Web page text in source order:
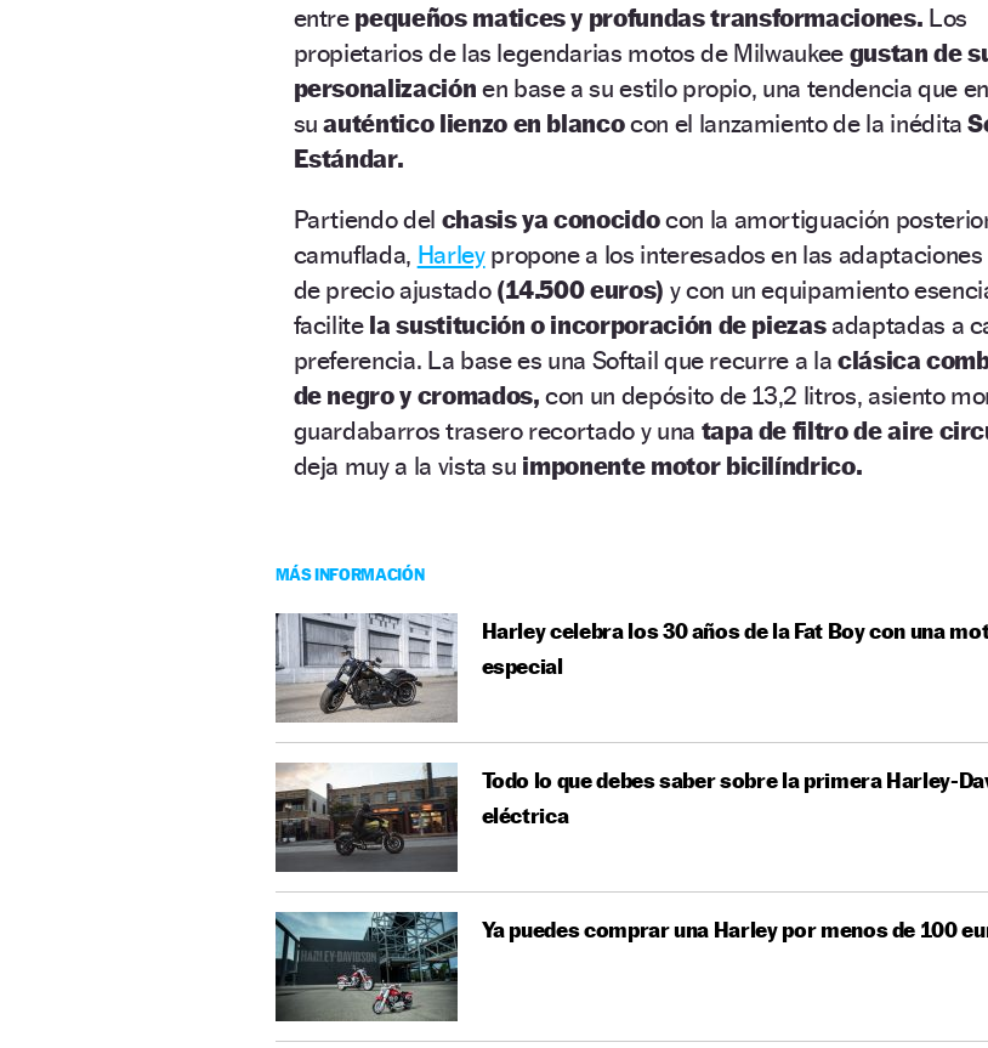
entre pequeños matices y profundas transformaciones. Los
propietarios de las legendarias motos de Milwaukee gustan de
personalización en base a su estilo propio, una tendencia que
su auténtico lienzo en blancocon el lanzamiento de la inédita
Estándar.
Partiendo del chasis ya conocidocon la amortiguación
camuflada, Harleypropone a los interesados en las
de precio ajustado (14.500 euros) y con un equipamiento
facilitela sustitución o incorporación de piezasadaptadas a
preferencia. La base es una Softail que recurre a la clásica
de negro y cromados, con un depósito de 13,2 litros, asiento
guardabarros trasero recortado y una tapa de filtro de aire
deja muy a la vista su imponente motor bicilíndrico.
MÁS INFORMACIÓN
Harley celebra los 30 años de la Fat Boy con una
especial
Todo lo que debes saber sobre la primera Harley-
eléctrica
Ya puedes comprar una Harley por menos de 100